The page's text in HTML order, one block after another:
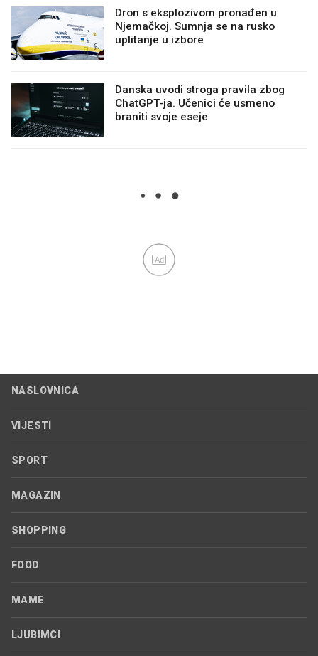
Dron s eksplozivom pronađen u
Njemačkoj. Sumnja se na rusko
uplitanje u izbore
Danska uvodi stroga pravila zbog
ChatGPT-ja. Učenici će usmeno
braniti svoje eseje
Ad
NASLOVNICA
VIJESTI
SPORT
MAGAZIN
SHOPPING
FOOD
MAME
LJUBIMCI